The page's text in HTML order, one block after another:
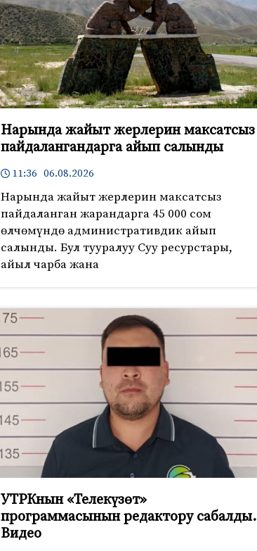
Нарында жайыт жерлерин максатсыз
пайдалангандарга айып салынды
11:36 06.08.2026
Нарында жайыт жерлерин максатсыз
пайдаланган жарандарга 45 000 сом
өлчөмүндө административдик айып
салынды. Бул тууралуу Суу ресурстары,
айыл чарба жана
УТРКнын «Телекүзөт»
программасынын редактору сабалды.
Видео